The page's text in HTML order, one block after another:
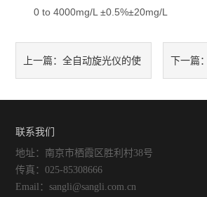
0 to 4000mg/L ±0.5%±20mg/L
上一篇：全自动旋光仪的使 下一篇：
联系我们
地址：南京市栖霞区胜利村38号
传真：025-85308666
Email：sangli@sangli.com.cn